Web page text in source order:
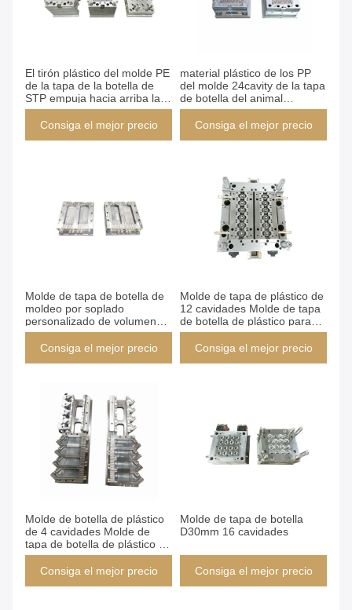
El tirón plástico del molde PE
de la tapa de la botella de
STP empuja hacia arriba la
pieza para la botella del
pegamento
Consiga el mejor precio
material plástico de los PP
del molde 24cavity de la tapa
de botella del animal
doméstico de 25m m para el
tuboConsiga el mejor precio
Molde de tapa de botella de
moldeo por soplado
personalizado de volumen
800ml para botella de
champú de forma ovalada
Consiga el mejor precio
Molde de tapa de plástico de
12 cavidades Molde de tapa
de botella de plástico para
botella de tubo
Consiga el mejor precio
Molde de botella de plástico
de 4 cavidades Molde de
tapa de botella de plástico de
350 ml
Consiga el mejor precio
Molde de tapa de botella
D30mm 16 cavidades
Consiga el mejor precio